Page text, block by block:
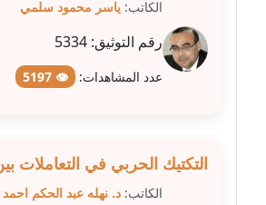
مدونة طارق المسيري
عاملة
مدونة طلبة رضوان
عاملة
الكاتب: ياسر محمود سلمي
رقم التوثيق: 5334
عدد المشاهدات: 👁 5197
التكتيك الحربي في التعاملات
الكاتب: د. نهله عبد الحكم احمد